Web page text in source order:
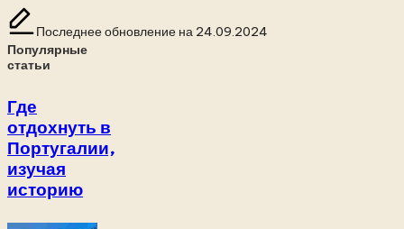
Последнее обновление на 24.09.2024
Популярные
статьи
Где
отдохнуть в
Португалии,
изучая
историю